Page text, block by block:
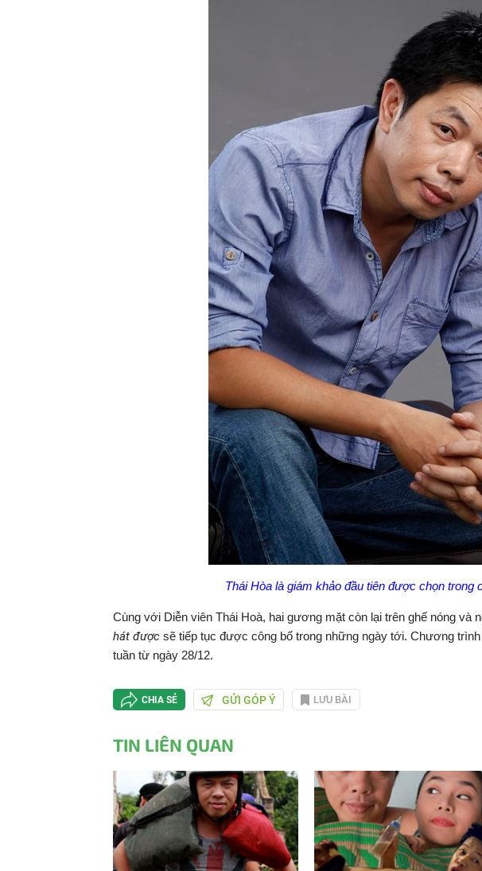
Thái Hòa là giám khảo đầu tiên được chọn trong
Cùng với Diễn viên Thái Hoà, hai gương mặt còn lại trên ghế nóng và
hát được sẽ tiếp tục được công bố trong những ngày tới. Chương
tuần từ ngày 28/12.
CHIA SẺ GỬI GÓP Ý LƯU BÀI
TIN LIÊN QUAN